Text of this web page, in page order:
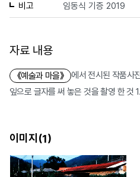
비고 임동식 기증 2019
자료 내용
《예술과 마을》
에서 전시된 작품사
잎으로 글자를 써 놓은 것을 촬영 한 것
이미지(1)